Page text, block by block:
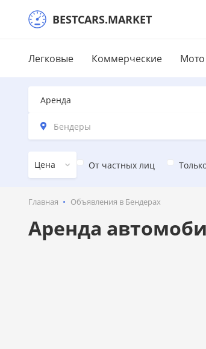
BESTCARS.MARKET
Легковые Коммерческие Мото
Аренда
Цена От частных лиц
Главная Объявления в Бендерах
Аренда